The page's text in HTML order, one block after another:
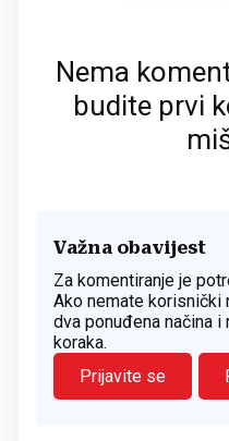
Nema
budite prvi
Važna obavijest
Za komentiranje je
Ako nemate korisnički
dva ponuđena načina
koraka.
Prijavite se